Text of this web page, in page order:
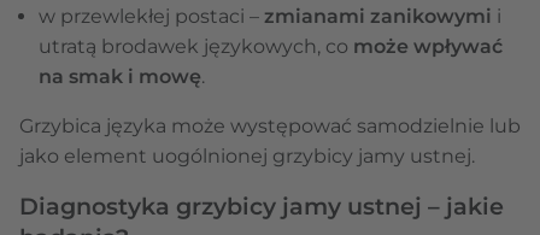
w przewlekłej postaci – zmianami zanikowymi i
utratą brodawek językowych, co może wpływać
na smak i mowę.
Grzybica języka może występować samodzielnie lub
jako element uogólnionej grzybicy jamy ustnej.
Diagnostyka grzybicy jamy ustnej – jakie